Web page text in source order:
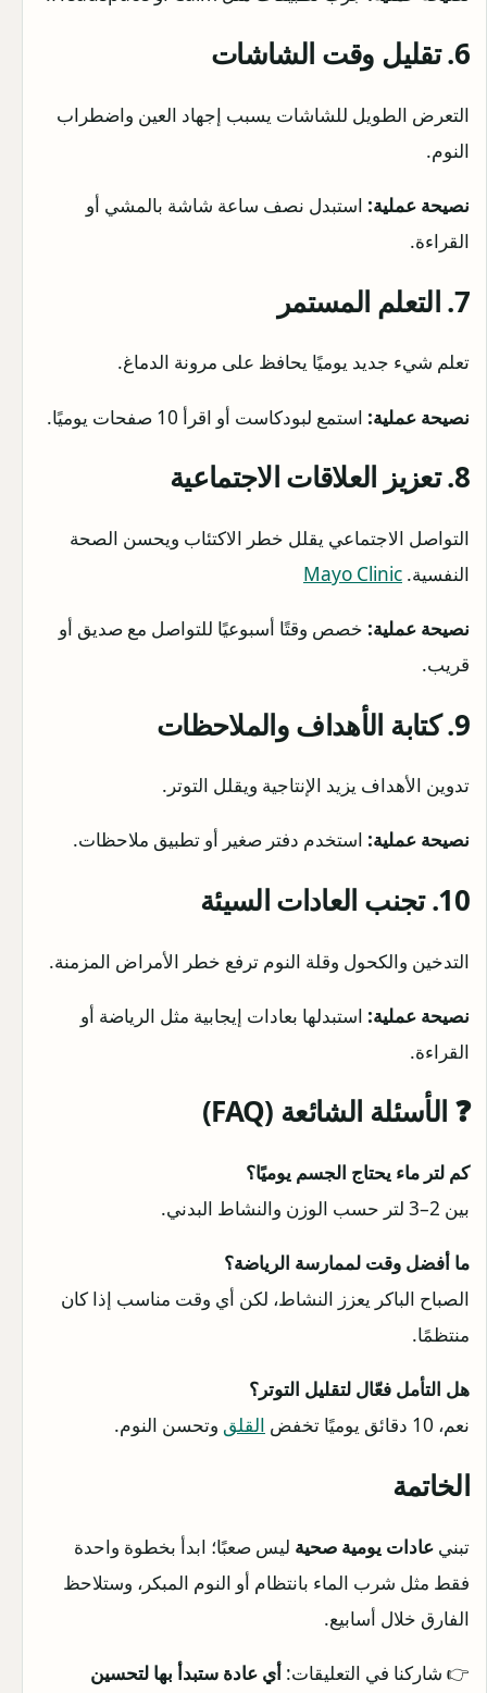
6. تقليل وقت الشاشات
التعرض الطويل للشاشات يسبب إجهاد العين واضطراب
النوم.
نصيحة عملية: استبدل نصف ساعة شاشة بالمشي أو
القراءة.
7. التعلم المستمر
تعلم شيء جديد يوميًا يحافظ على مرونة الدماغ.
نصيحة عملية: استمع لبودكاست أو اقرأ 10 صفحات يوميًا.
8. تعزيز العلاقات الاجتماعية
التواصل الاجتماعي يقلل خطر الاكتئاب ويحسن الصحة
النفسية. Mayo Clinic
نصيحة عملية: خصص وقتًا أسبوعيًا للتواصل مع صديق أو
قريب.
9. كتابة الأهداف والملاحظات
تدوين الأهداف يزيد الإنتاجية ويقلل التوتر.
نصيحة عملية: استخدم دفتر صغير أو تطبيق ملاحظات.
10. تجنب العادات السيئة
التدخين والكحول وقلة النوم ترفع خطر الأمراض المزمنة.
نصيحة عملية: استبدلها بعادات إيجابية مثل الرياضة أو
القراءة.
❓ الأسئلة الشائعة (FAQ)
كم لتر ماء يحتاج الجسم يوميًا؟
بين 2–3 لتر حسب الوزن والنشاط البدني.
ما أفضل وقت لممارسة الرياضة؟
الصباح الباكر يعزز النشاط، لكن أي وقت مناسب إذا كان
منتظمًا.
هل التأمل فعّال لتقليل التوتر؟
نعم، 10 دقائق يوميًا تخفض
القلق وتحسن النوم.
الخاتمة
تبني عادات يومية صحية ليس صعبًا؛ ابدأ بخطوة واحدة
فقط مثل شرب الماء بانتظام أو النوم المبكر، وستلاحظ
الفارق خلال أسابيع.
👉 شاركنا في التعليقات: أي عادة ستبدأ بها لتحسين